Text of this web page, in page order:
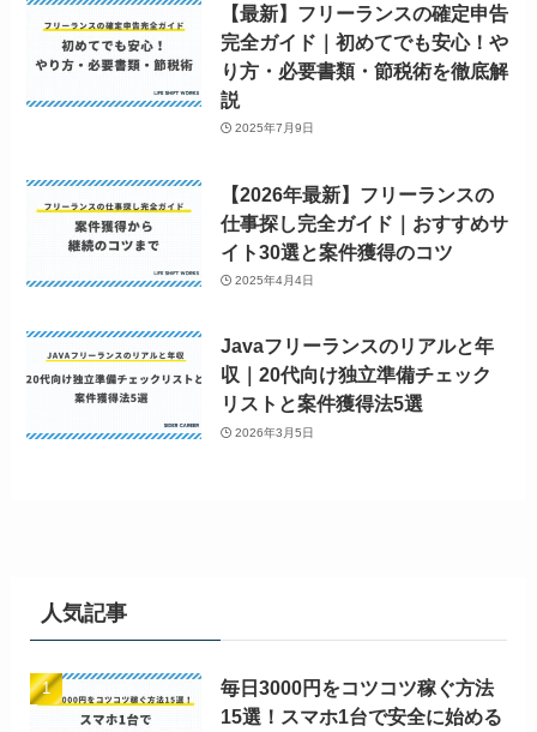
【最新】フリーランスの確定申告
完全ガイド｜初めてでも安心！や
り方・必要書類・節税術を徹底解
説
2025年7月9日
【2026年最新】フリーランスの
仕事探し完全ガイド｜おすすめサ
イト30選と案件獲得のコツ
2025年4月4日
Javaフリーランスのリアルと年
収｜20代向け独立準備チェック
リストと案件獲得法5選
2026年3月5日
人気記事
毎日3000円をコツコツ稼ぐ方法
15選！スマホ1台で安全に始める